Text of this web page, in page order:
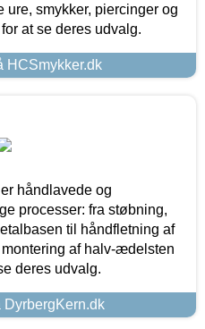
smykker, piercinger og
at se deres udvalg.
HCSmykker.dk
håndlavede og
processer: fra støbning,
til håndfletning af
af halv-ædelsten
deres udvalg.
DyrbergKern.dk